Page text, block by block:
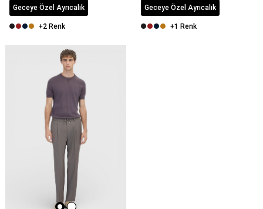
Geceye Özel Ayrıcalık
+2 Renk
Geceye Özel Ayrıcalık
+1 Renk